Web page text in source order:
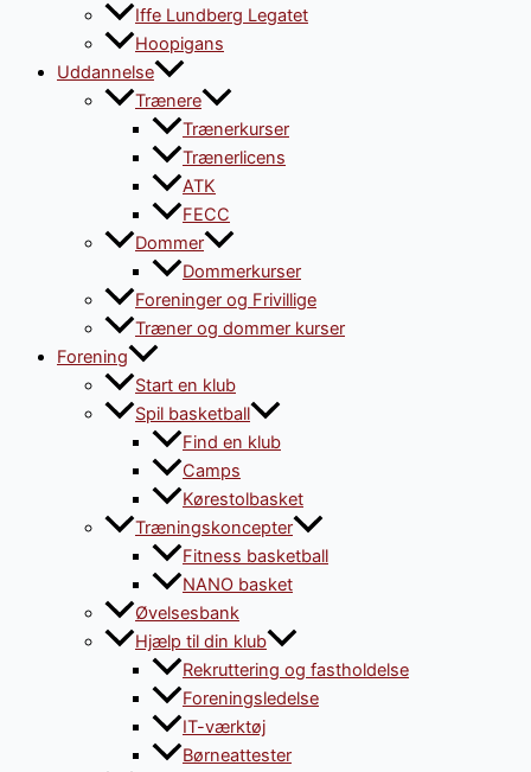
Iffe Lundberg Legatet
Hoopigans
Uddannelse
Trænere
Trænerkurser
Trænerlicens
ATK
FECC
Dommer
Dommerkurser
Foreninger og Frivillige
Træner og dommer kurser
Forening
Start en klub
Spil basketball
Find en klub
Camps
Kørestolbasket
Træningskoncepter
Fitness basketball
NANO basket
Øvelsesbank
Hjælp til din klub
Rekruttering og fastholdelse
Foreningsledelse
IT-værktøj
Børneattester